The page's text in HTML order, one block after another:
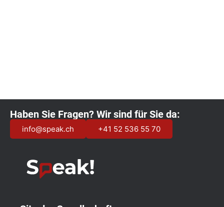
Haben Sie Fragen? Wir sind für Sie da:
info@speak.ch +41 52 536 55 70